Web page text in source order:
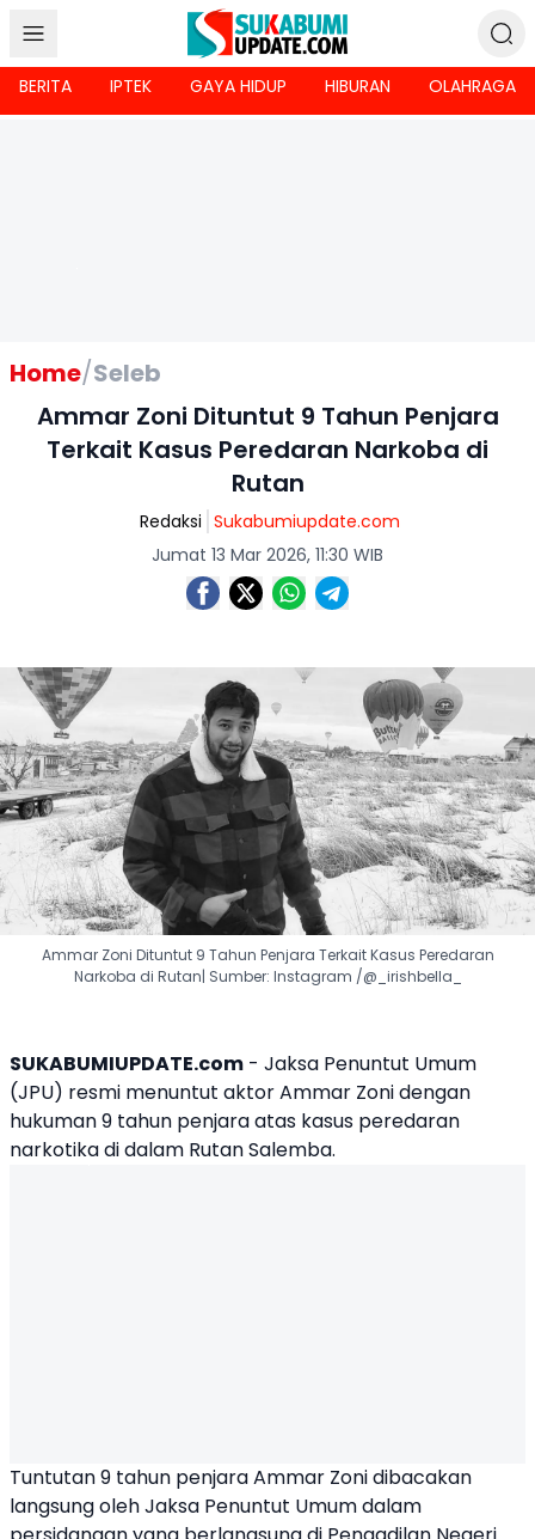
BERITA IPTEK GAYA HIDUP HIBURAN OLAHRAGA
Home/Seleb
Ammar Zoni Dituntut 9 Tahun Penjara
Terkait Kasus Peredaran Narkoba di
Rutan
Redaksi Sukabumiupdate.com
Jumat 13 Mar 2026, 11:30 WIB
Ammar Zoni Dituntut 9 Tahun Penjara Terkait Kasus Peredaran
Narkoba di Rutan| Sumber: Instagram /@_irishbella_
SUKABUMIUPDATE.com - Jaksa Penuntut Umum
(JPU) resmi menuntut aktorAmmar Zonidengan
hukuman 9 tahun penjara atas kasus peredaran
narkotika di dalam Rutan Salemba.
Tuntutan 9 tahun penjara Ammar Zoni dibacakan
langsung oleh Jaksa Penuntut Umum dalam